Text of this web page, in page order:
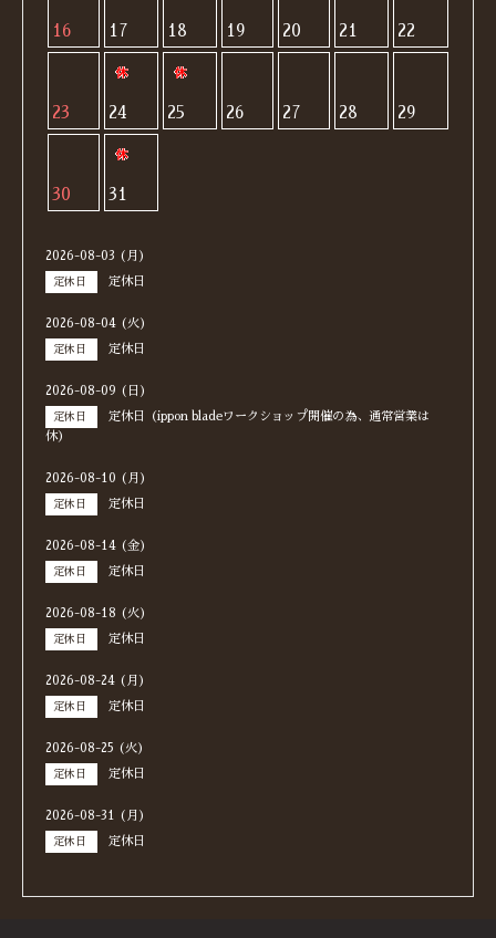
16 17 18 19 20 21 22
23 24 25 26 27 28 29
30 31
2026-08-03 (月)
定休日 定休日
2026-08-04 (火)
定休日 定休日
2026-08-09 (日)
定休日
定休日（ippon bladeワークショップ開催の為、通常営業は
休）
2026-08-10 (月)
定休日 定休日
2026-08-14 (金)
定休日 定休日
2026-08-18 (火)
定休日 定休日
2026-08-24 (月)
定休日 定休日
2026-08-25 (火)
定休日 定休日
2026-08-31 (月)
定休日 定休日